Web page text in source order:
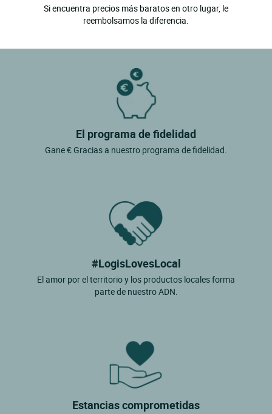
Si encuentra precios más baratos en otro lugar, le
reembolsamos la diferencia.
El programa de fidelidad
Gane € Gracias a nuestro programa de fidelidad.
#LogisLovesLocal
El amor por el territorio y los productos locales forma
parte de nuestro ADN.
Estancias comprometidas